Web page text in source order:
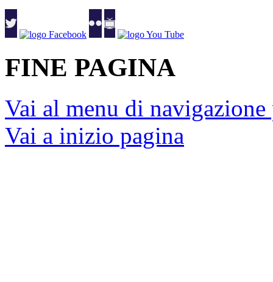
FINE PAGINA
Vai al menu di
Vai a inizio pagina